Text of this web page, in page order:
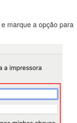
e marque a opção para